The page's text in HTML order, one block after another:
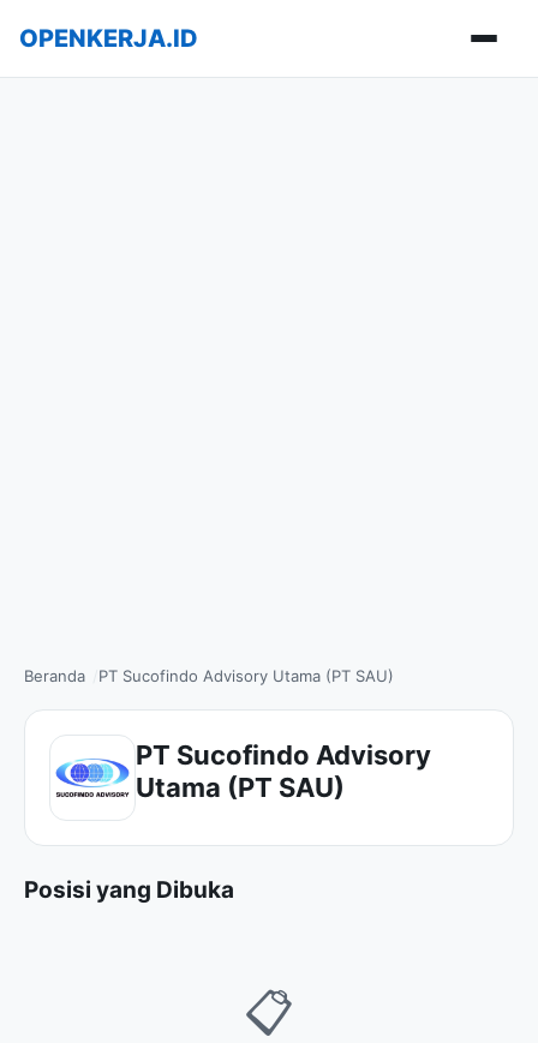
OPENKERJA.ID
Beranda PT Sucofindo Advisory Utama (PT SAU)
PT Sucofindo Advisory
Utama (PT SAU)
Posisi yang Dibuka
📋